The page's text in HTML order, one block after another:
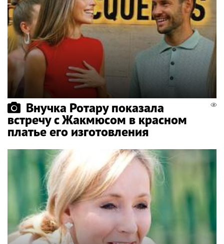
Внучка Ротару показала
встречу с Жакмюсом в красном
платье его изготовления